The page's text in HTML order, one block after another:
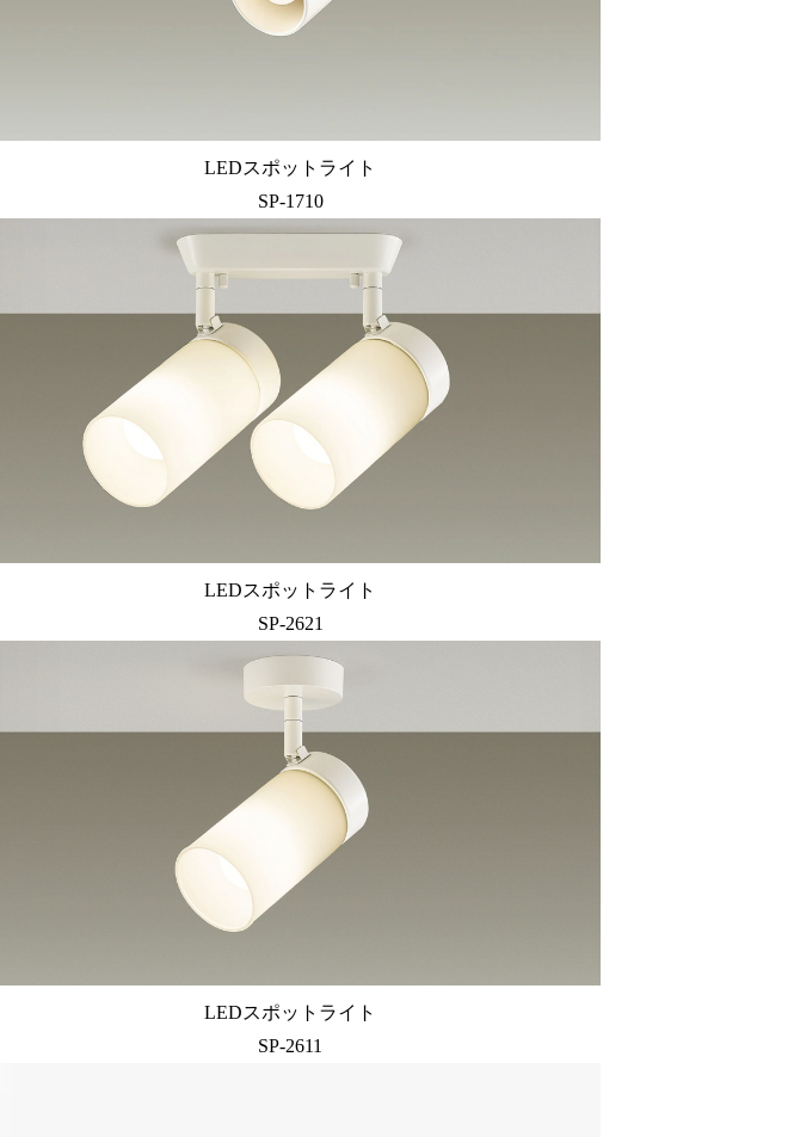
LEDスポットライト
SP-1710
LEDスポットライト
SP-2621
LEDスポットライト
SP-2611